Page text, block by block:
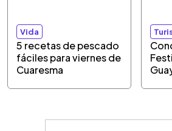
Vida
5 recetas de pescado
fáciles para viernes de
Cuaresma